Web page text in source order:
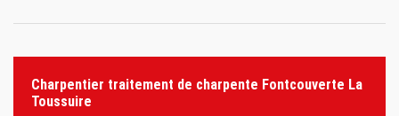
Charpentier traitement de charpente Fontcouverte La
Toussuire